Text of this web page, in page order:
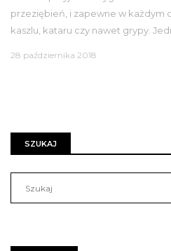
przeziębień, i zapewne w każdym
kaszlu, kataru czy nawet grypy.
28 października 2018
SZUKAJ